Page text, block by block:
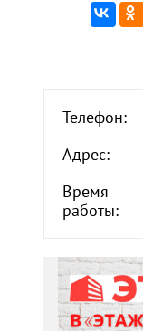
Телефон:
Адрес:
Время
работы: